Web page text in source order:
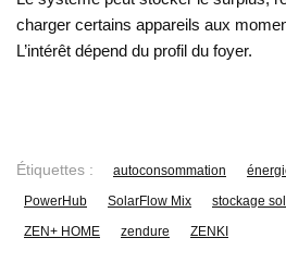
charger certains appareils aux
L’intérêt dépend du profil du foyer.
Étiquettes : autoconsommation
PowerHub
SolarFlow Mix stockage
ZEN+ HOME
zendure ZENKI